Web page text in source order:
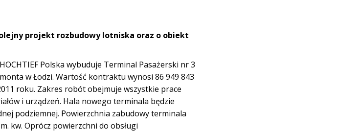
projekt rozbudowy lotniska oraz o obiekt
Polska wybuduje Terminal Pasażerski nr 3
w Łodzi. Wartość kontraktu wynosi 86 949 843
roku. Zakres robót obejmuje wszystkie prace
i urządzeń. Hala nowego terminala będzie
podziemnej. Powierzchnia zabudowy terminala
kw. Oprócz powierzchni do obsługi